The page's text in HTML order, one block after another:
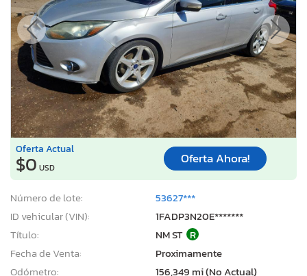
Oferta Actual
$0 USD
Oferta Ahora!
Número de lote:
53627***
ID vehicular (VIN):
1FADP3N20E*******
Título:
NM ST R
Fecha de Venta:
Proximamente
Odómetro:
156,349 mi (No Actual)